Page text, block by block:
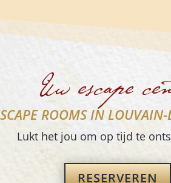
Uw escape
ROOMS IN
Lukt het jou om op tijd te
RESERVEREN